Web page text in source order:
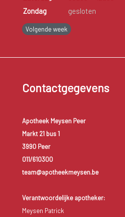
Zondag
gesloten
Volgende week
Contactgegevens
Apotheek Meysen Peer
Markt 21 bus 1
3990 Peer
011/610300
team@apotheekmeysen.be
Verantwoordelijke apotheker:
Meysen Patrick